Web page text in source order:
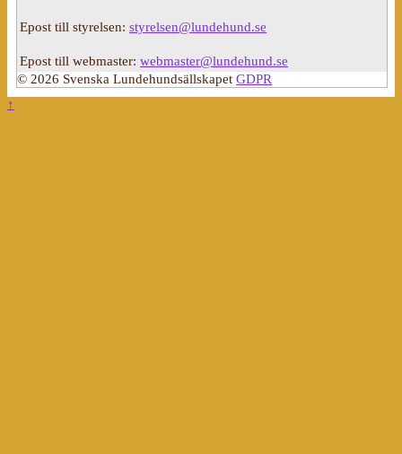
Epost till styrelsen: styrelsen@lundehund.se
Epost till webmaster: webmaster@lundehund.se
© 2026 Svenska Lundehundsällskapet GDPR
↑